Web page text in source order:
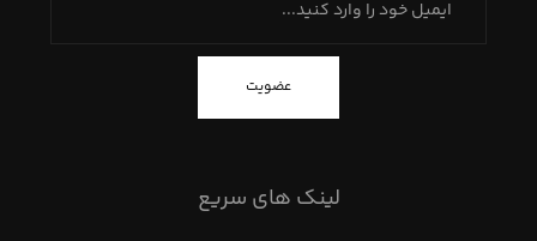
عضویت
لینک های سریع